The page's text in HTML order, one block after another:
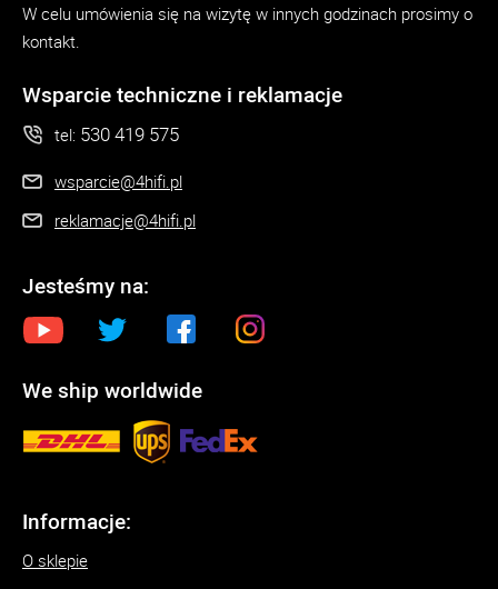
W celu umówienia się na wizytę w innych godzinach prosimy o
kontakt.
Wsparcie techniczne i reklamacje
tel: 530 419 575
wsparcie@4hifi.pl
reklamacje@4hifi.pl
Jesteśmy na:
We ship worldwide
Informacje:
O sklepie